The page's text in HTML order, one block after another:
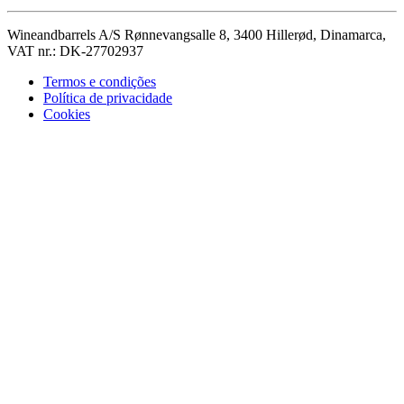
Wineandbarrels A/S Rønnevangsalle 8, 3400 Hillerød, Dinamarca,
VAT nr.: DK-27702937
Termos e condições
Política de privacidade
Cookies